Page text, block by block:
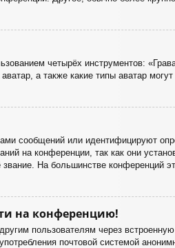
четырёх инструментов:
а также какие типы аватар
сообщений или идентифицируют
на конференции, так как они
На большинстве конференций
на конференцию!
пользователям через
почтовой системой